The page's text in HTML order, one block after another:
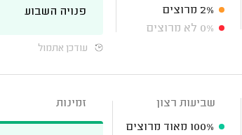
2% מרוצים
0% לא מרוצים
פנויה השבוע
עודכן אתמול
שביעות רצון
100% מאוד מרוצים
זמינות